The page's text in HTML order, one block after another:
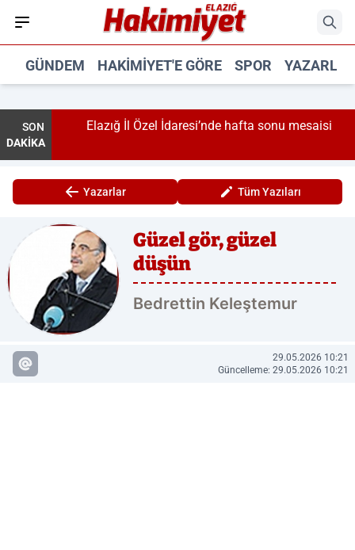
GÜNDEM HAKIMIYET'E GÖRE SPOR
SON
DAKİKA
Elazığ İl Özel İdaresi’nde hafta sonu mesaisi
Yazarlar Tüm Yazıları
Güzel gör, güzel
düşün
Bed­ret­tin Ke­leş­te­mur
29.05.2026 10:21
Güncelleme: 29.05.2026 10:21